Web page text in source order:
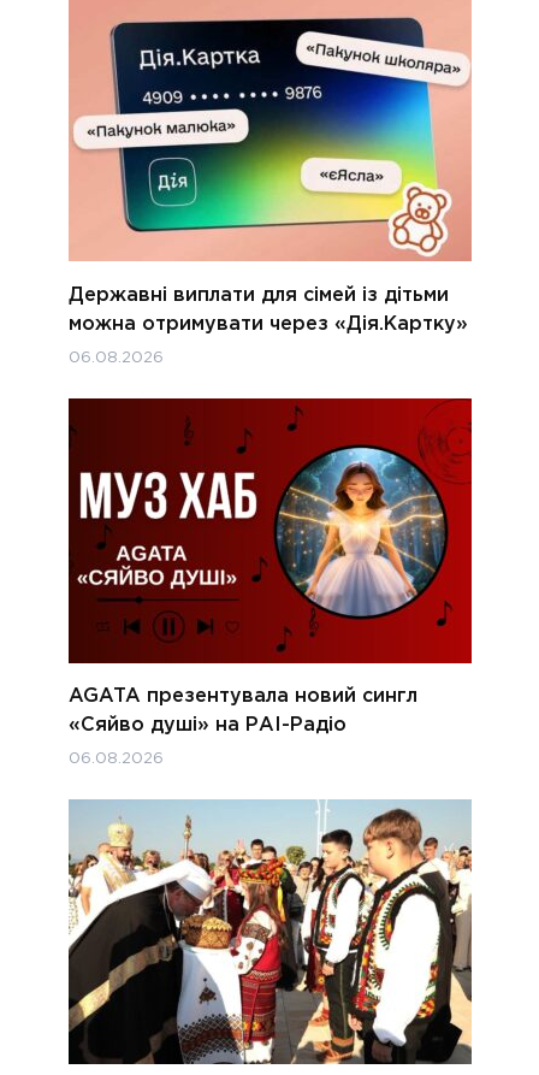
Державні виплати для сімей із дітьми
можна отримувати через «Дія.Картку»
06.08.2026
AGATA презентувала новий сингл
«Сяйво душі» на РАІ-Радіо
06.08.2026